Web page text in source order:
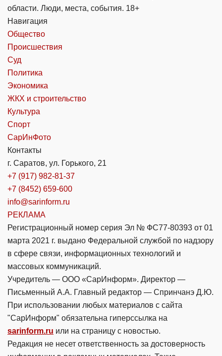
области. Люди, места, события. 18+
Навигация
Общество
Происшествия
Суд
Политика
Экономика
ЖКХ и строительство
Культура
Спорт
СарИнФото
Контакты
г. Саратов, ул. Горького, 21
+7 (917) 982-81-37
+7 (8452) 659-600
info@sarinform.ru
РЕКЛАМА
Регистрационный номер серия Эл № ФС77-80393 от 01
марта 2021 г. выдано Федеральной службой по надзору
в сфере связи, информационных технологий и
массовых коммуникаций.
Учредитель — ООО «СарИнформ». Директор —
Письменный А.А. Главный редактор — Спринчанэ Д.Ю.
При использовании любых материалов с сайта
"СарИнформ" обязательна гиперссылка на
sarinform.ru или на страницу с новостью.
Редакция не несет ответственность за достоверность